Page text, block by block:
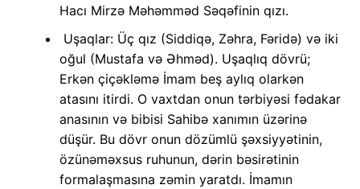
Hacı Mirzə Məhəmməd Səqəfinin qızı.
Uşaqlar: Üç qız (Siddiqə, Zəhra, Fəridə) və iki
oğul (Mustafa və Əhməd). Uşaqlıq dövrü;
Erkən çiçəkləmə İmam beş aylıq olarkən
atasını itirdi. O vaxtdan onun tərbiyəsi fədakar
anasının və bibisi Sahibə xanımın üzərinə
düşür. Bu dövr onun dözümlü şəxsiyyətinin,
özünəməxsus ruhunun, dərin bəsirətinin
formalaşmasına zəmin yaratdı. İmamın